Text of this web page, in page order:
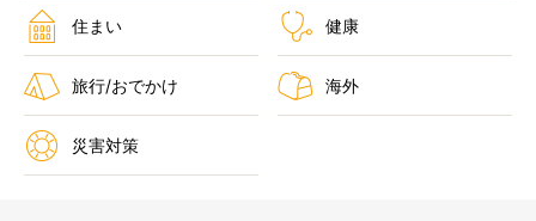
住まい 健康
旅行/おでかけ 海外
災害対策